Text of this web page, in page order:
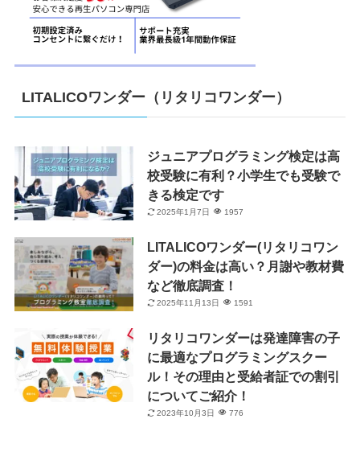
LITALICOワンダー（リタリコワンダー）
ジュニアプログラミング検定は高
校受験に有利？小学生でも受験で
きる検定です
2025年1月7日 1957
LITALICOワンダー(リタリコワン
ダー)の料金は高い？月謝や教材費
など徹底調査！
2025年11月13日 1591
リタリコワンダーは発達障害の子
に最適なプログラミングスクー
ル！その理由と受給者証での割引
についてご紹介！
2023年10月3日 776